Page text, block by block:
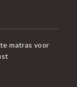
matras voor